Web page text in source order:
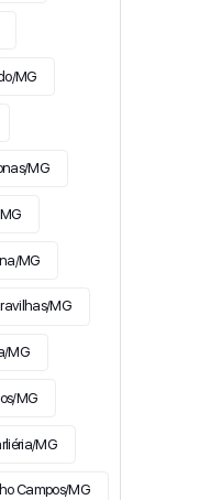
MG
MG
MG
MG
MG
MG
MG
Campos/MG